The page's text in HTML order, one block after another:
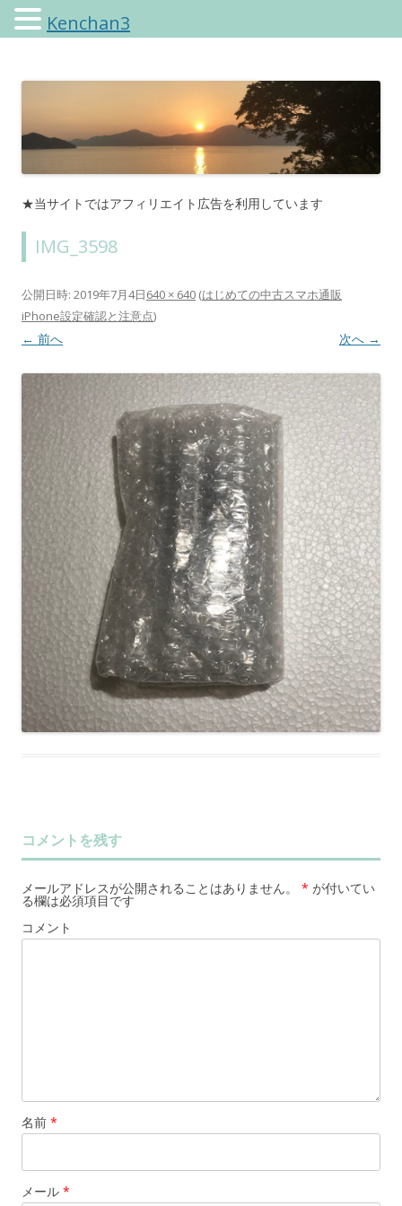
けんちゃんさんのブログ
★当サイトではアフィリエイト広告を利用しています
IMG_3598
公開日時: 2019年7月4日640 × 640 (はじめての中古スマホ通販
iPhone設定確認と注意点)
← 前へ 次へ →
コメントを残す
メールアドレスが公開されることはありません。 * が付いてい
る欄は必須項目です
コメント
名前 *
メール *
Kenchan3